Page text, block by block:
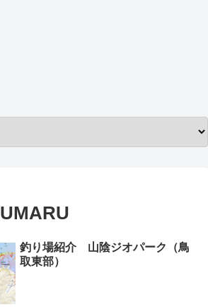
釣り場紹介 山陰ジオパーク（鳥
取東部）